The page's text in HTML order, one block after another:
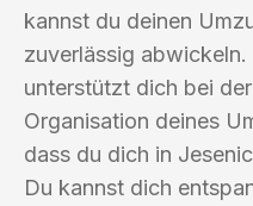
kannst du deinen
zuverlässig
unterstützt dich bei
Organisation deines
dass du dich in
Du kannst dich